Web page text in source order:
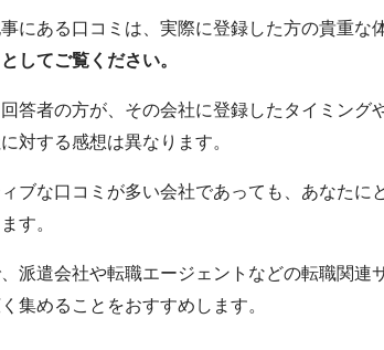
にある口コミは、実際に登録した方の貴重な
してご覧ください。
答者の方が、その会社に登録したタイミング
対する感想は異なります。
ブな口コミが多い会社であっても、あなたに
す。
派遣会社や転職エージェントなどの転職関連
集めることをおすすめします。